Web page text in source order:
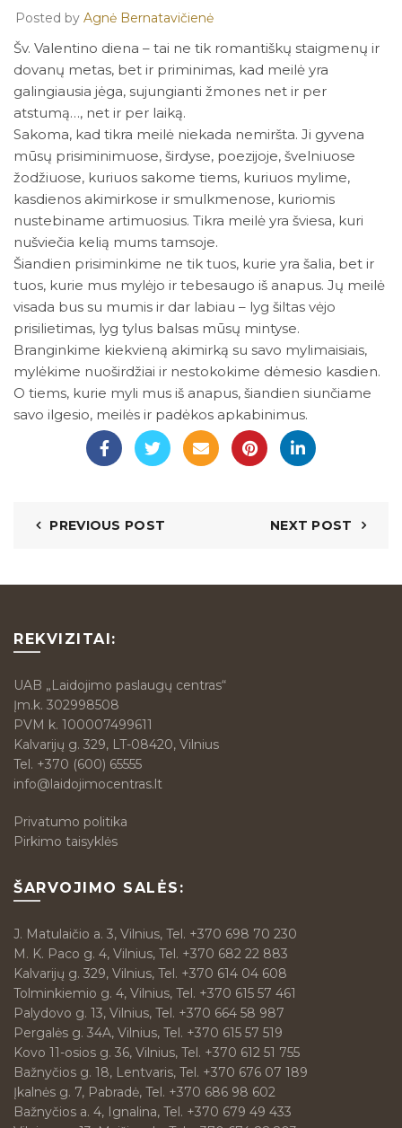
Posted by Agnė Bernatavičienė
Šv. Valentino diena – tai ne tik romantiškų staigmenų ir
dovanų metas, bet ir priminimas, kad meilė yra
galingiausia jėga, sujungianti žmones net ir per
atstumą…, net ir per laiką.
Sakoma, kad tikra meilė niekada nemiršta. Ji gyvena
mūsų prisiminimuose, širdyse, poezijoje, švelniuose
žodžiuose, kuriuos sakome tiems, kuriuos mylime,
kasdienos akimirkose ir smulkmenose, kuriomis
nustebiname artimuosius. Tikra meilė yra šviesa, kuri
nušviečia kelią mums tamsoje.
Šiandien prisiminkime ne tik tuos, kurie yra šalia, bet ir
tuos, kurie mus mylėjo ir tebesaugo iš anapus. Jų meilė
visada bus su mumis ir dar labiau – lyg šiltas vėjo
prisilietimas, lyg tylus balsas mūsų mintyse.
Branginkime kiekvieną akimirką su savo mylimaisiais,
mylėkime nuoširdžiai ir nestokokime dėmesio kasdien.
O tiems, kurie myli mus iš anapus, šiandien siunčiame
savo ilgesio, meilės ir padėkos apkabinimus.
PREVIOUS POST NEXT POST
REKVIZITAI:
UAB „Laidojimo paslaugų centras“
Įm.k. 302998508
PVM k. 100007499611
Kalvarijų g. 329, LT-08420, Vilnius
Tel. +370 (600) 65555
info@laidojimocentras.lt
Privatumo politika
Pirkimo taisyklės
ŠARVOJIMO SALĖS:
J. Matulaičio a. 3, Vilnius, Tel. +370 698 70 230
M. K. Paco g. 4, Vilnius, Tel. +370 682 22 883
Kalvarijų g. 329, Vilnius, Tel. +370 614 04 608
Tolminkiemio g. 4, Vilnius, Tel. +370 615 57 461
Palydovo g. 13, Vilnius, Tel. +370 664 58 987
Pergalės g. 34A, Vilnius, Tel. +370 615 57 519
Kovo 11-osios g. 36, Vilnius, Tel. +370 612 51 755
Bažnyčios g. 18, Lentvaris, Tel. +370 676 07 189
Įkalnės g. 7, Pabradė, Tel. +370 686 98 602
Bažnyčios a. 4, Ignalina, Tel. +370 679 49 433